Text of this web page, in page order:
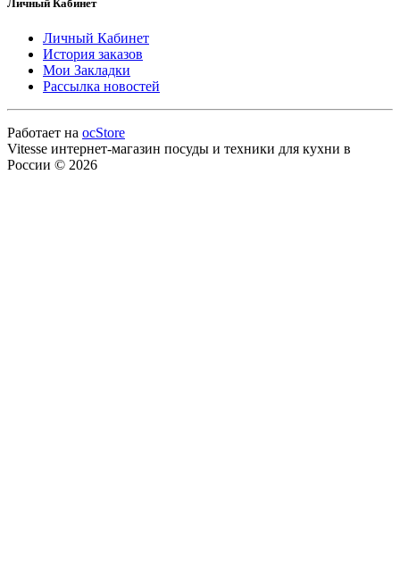
Личный Кабинет
Личный Кабинет
История заказов
Мои Закладки
Рассылка новостей
Работает на ocStore
Vitesse интернет-магазин посуды и техники для кухни в
России © 2026